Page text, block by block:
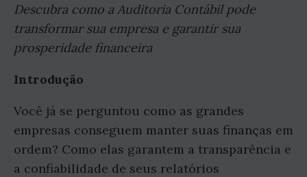
Descubra como a Auditoria Contábil pode
transformar sua empresa e garantir sua
prosperidade financeira
Introdução
Você já se perguntou como as grandes
empresas conseguem manter suas finanças em
ordem? Como elas garantem a transparência e
a confiabilidade de seus relatórios